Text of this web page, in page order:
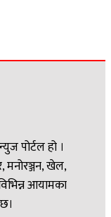
पोर्टल हो ।
मनोरञ्जन, खेल,
आयामका